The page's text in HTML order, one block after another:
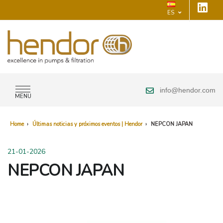
ES
MENU
info@hendor.com
Home › Últimas noticias y próximos eventos | Hendor › NEPCON JAPAN
21-01-2026
NEPCON JAPAN